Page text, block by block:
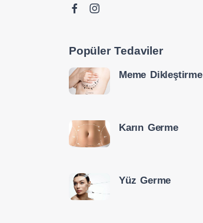
Popüler Tedaviler
Meme Dikleştirme
Karın Germe
Yüz Germe